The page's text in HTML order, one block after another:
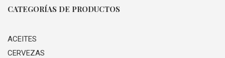
CATEGORÍAS DE PRODUCTOS
ACEITES
CERVEZAS